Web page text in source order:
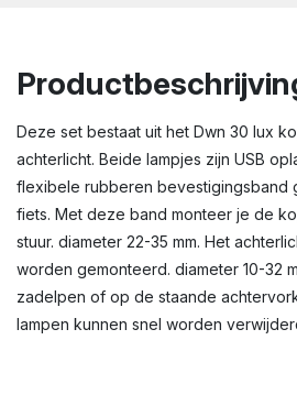
Deze set bestaat uit het Dwn 30 lux
achterlicht. Beide lampjes zijn USB
flexibele rubberen bevestigingsband
fiets. Met deze band monteer je de
stuur. diameter 22-35 mm. Het
worden gemonteerd. diameter 10-32
zadelpen of op de staande
lampen kunnen snel worden